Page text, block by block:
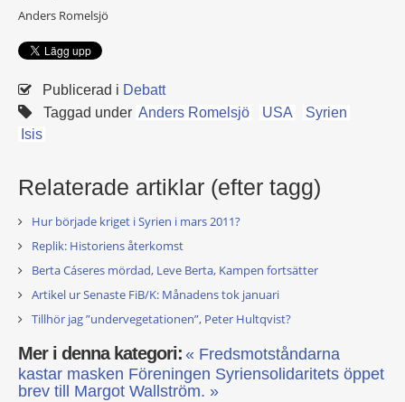
Anders Romelsjö
Publicerad i Debatt
Taggad under Anders Romelsjö USA
Syrien
Isis
Relaterade artiklar (efter tagg)
Hur började kriget i Syrien i mars 2011?
Replik: Historiens återkomst
Berta Cáseres mördad, Leve Berta, Kampen fortsätter
Artikel ur Senaste FiB/K: Månadens tok januari
Tillhör jag ”undervegetationen”, Peter Hultqvist?
Mer i denna kategori: « Fredsmotståndarna
kastar masken Föreningen Syriensolidaritets öppet
brev till Margot Wallström. »